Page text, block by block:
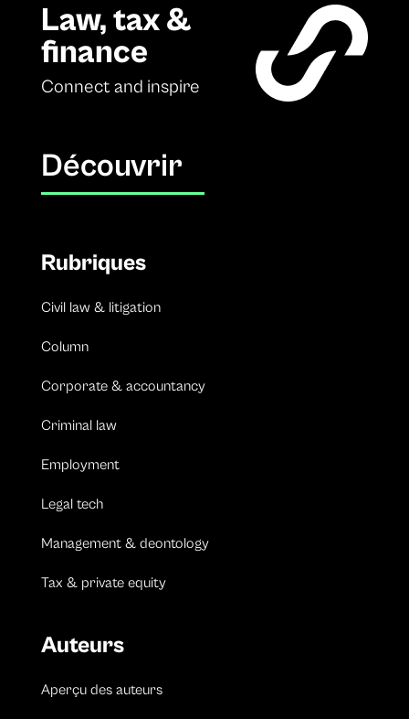
Law, tax &
finance
Connect and inspire
Découvrir
Rubriques
Civil law & litigation
Column
Corporate & accountancy
Criminal law
Employment
Legal tech
Management & deontology
Tax & private equity
Auteurs
Aperçu des auteurs